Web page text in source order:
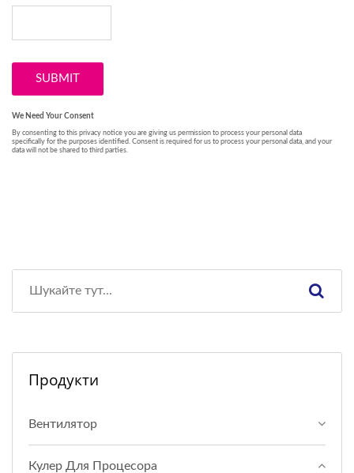
Продукти
Вентилятор
Кулер Для Процесора